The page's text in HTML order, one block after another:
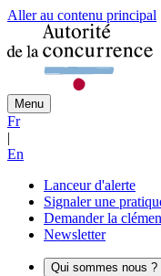
Aller au contenu principal
Menu
Fr
|
En
Lanceur d'alerte
Signaler une
Demander la
Newsletter
Qui sommes nous ?